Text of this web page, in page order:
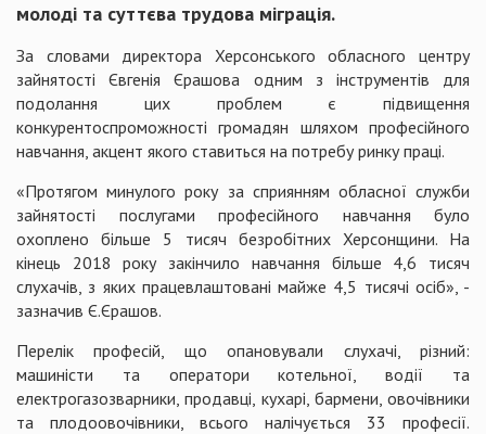
молоді та суттєва трудова міграція.
За словами директора Херсонського обласного центру
зайнятості Євгенія Єрашова одним з інструментів для
подолання цих проблем є підвищення
конкурентоспроможності громадян шляхом професійного
навчання, акцент якого ставиться на потребу ринку праці.
«Протягом минулого року за сприянням обласної служби
зайнятості послугами професійного навчання було
охоплено більше 5 тисяч безробітних Херсонщини. На
кінець 2018 року закінчило навчання більше 4,6 тисяч
слухачів, з яких працевлаштовані майже 4,5 тисячі осіб», -
зазначив Є.Єрашов.
Перелік професій, що опановували слухачі, різний:
машиністи та оператори котельної, водії та
електрогазозварники, продавці, кухарі, бармени, овочівники
та плодоовочівники, всього налічується 33 професії.